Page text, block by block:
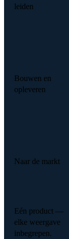
leiden
Bouwen en
opleveren
Naar de markt
Eén product —
elke weergave
inbegrepen.